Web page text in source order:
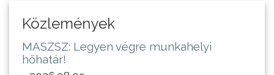
Közlemények
MASZSZ: Legyen végre munkahelyi
hőhatár!